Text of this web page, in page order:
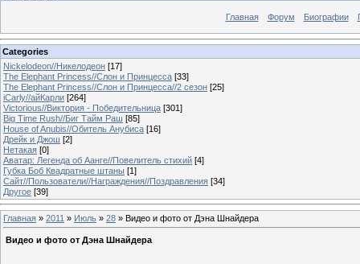
Главная Форум Биографии
Categories
Nickelodeon//Никелодеон [17]
The Elephant Princess//Слон и Принцесса [33]
The Elephant Princess//Слон и Принцесса//2 сезон [25]
iCarly//айКарли [264]
Victorious//Виктория - Победительница [301]
Big Time Rush//Биг Тайм Раш [85]
House of Anubis//Обитель Анубиса [16]
Дрейк и Джош [2]
Нетакая [0]
Аватар: Легенда об Аанге//Повелитель стихий [4]
Губка Боб Квадратные штаны [1]
Сайт//Пользователи//Награждения//Поздравления [34]
Другое [39]
Главная » 2011 » Июль » 28 » Видео и фото от Дэна Шнайдера
Видео и фото от Дэна Шнайдера